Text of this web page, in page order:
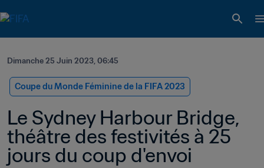
Dimanche 25 Juin 2023, 06:45
Coupe du Monde Féminine de la FIFA 2023
Le Sydney Harbour Bridge,
théâtre des festivités à 25
jours du coup d'envoi